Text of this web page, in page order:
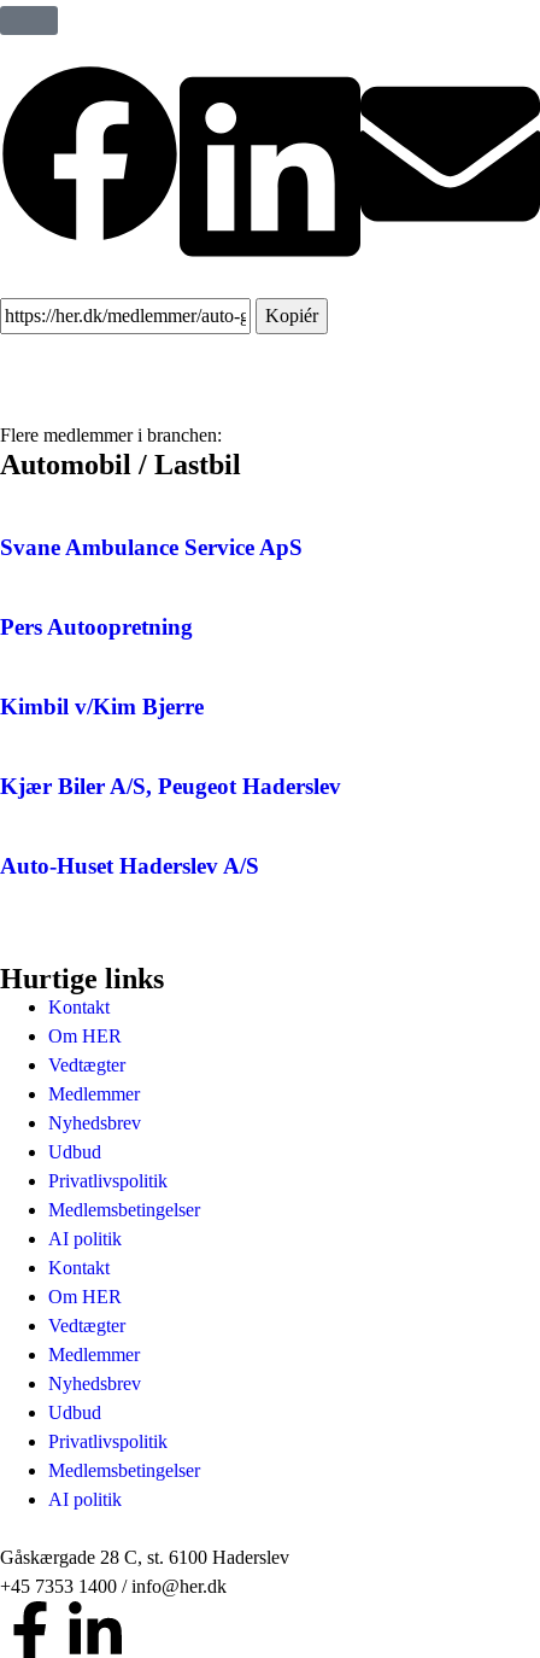
Kopiér
Flere medlemmer i branchen:
Automobil / Lastbil
Svane Ambulance Service ApS
Pers Autoopretning
Kimbil v/Kim Bjerre
Kjær Biler A/S, Peugeot Haderslev
Auto-Huset Haderslev A/S
Hurtige links
Kontakt
Om HER
Vedtægter
Medlemmer
Nyhedsbrev
Udbud
Privatlivspolitik
Medlemsbetingelser
AI politik
Kontakt
Om HER
Vedtægter
Medlemmer
Nyhedsbrev
Udbud
Privatlivspolitik
Medlemsbetingelser
AI politik
Gåskærgade 28 C, st. 6100 Haderslev
+45 7353 1400 / info@her.dk